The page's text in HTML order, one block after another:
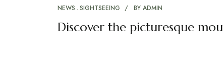
NEWS SIGHTSEEING BY ADMIN
Discover the picturesque